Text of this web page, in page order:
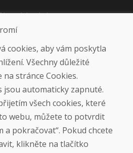
elektrokola
podmínky
a výměna zboží
osobních údajů
sítě
cookies, aby vám poskytla
Všechny důležité
stránce Cookies.
jsou automaticky zapnuté.
všech cookies, které
webu, můžete to potvrdit
a pokračovat“. Pokud chcete
klikněte na tlačítko